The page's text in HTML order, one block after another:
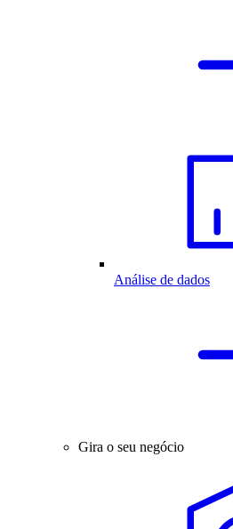
Análise de dados
Gira o seu negócio